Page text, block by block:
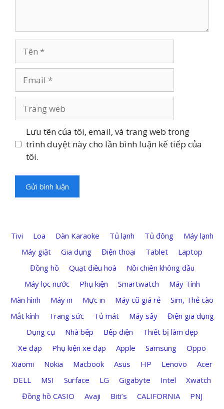
web
Lưu tên của tôi, email, và trang web trong
trình duyệt này cho lần bình luận kế tiếp của
tôi.
Tivi Loa Dàn Karaoke Tủ lạnh Tủ đông
Máy lạnh
Máy giặt
Gia dụng Điện thoại Tablet
Laptop
Đồng hồ
Quạt điều hoà
Nồi chiên không dầu
Máy lọc nước
Phụ kiện Smartwatch
Máy Tính
Màn hình
Máy in Mực in Máy cũ giá rẻ
Sim, Thẻ cào
Mắt kính
Trang sức Tủ mát Máy sấy
Điện gia dụng
Dụng cụ
Nhà bếp Bếp điện
Thiết bị làm đẹp
Xe đạp
Phụ kiện xe đạp Apple Samsung
Oppo
Xiaomi
Nokia Macbook Asus HP Lenovo
Acer
DELL
MSI Surface LG Gigabyte Intel
Xwatch
Đồng hồ CASIO
Avaji Biti’s CALIFORNIA
PNJ